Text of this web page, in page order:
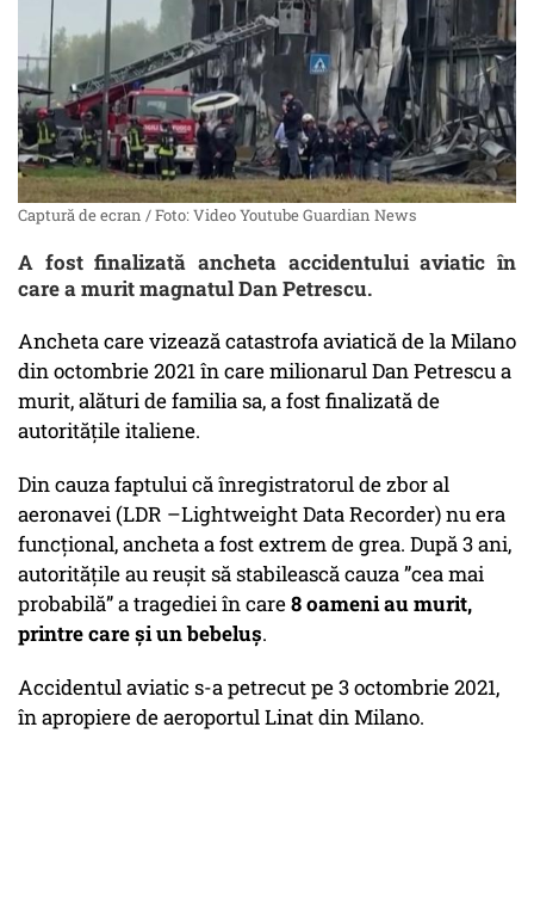
Captură de ecran / Foto: Video Youtube Guardian News
A fost finalizată ancheta accidentului aviatic în
care a murit magnatul Dan Petrescu.
Ancheta care vizează catastrofa aviatică de la Milano
din octombrie 2021 în care milionarul Dan Petrescu a
murit, alături de familia sa, a fost finalizată de
autoritățile italiene.
Din cauza faptului că înregistratorul de zbor al
aeronavei (LDR –Lightweight Data Recorder) nu era
funcțional, ancheta a fost extrem de grea. După 3 ani,
autoritățile au reușit să stabilească cauza ”cea mai
probabilă” a tragediei în care8 oameni au murit,
printre care și un bebeluș.
Accidentul aviatic s-a petrecut pe 3 octombrie 2021,
în apropiere de aeroportul Linat din Milano.